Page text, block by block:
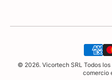
Formas
de
pago
© 2026. Vicortech SRL Todos los
comercio